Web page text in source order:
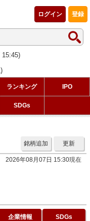
登録
ログイン
15:45)
ランキング IPO
SDGs
更新
銘柄追加
2026年08月07日 15:30現在
企業情報 SDGs